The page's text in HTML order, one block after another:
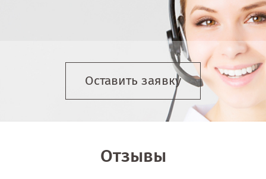
Оставить заявку
Отзывы